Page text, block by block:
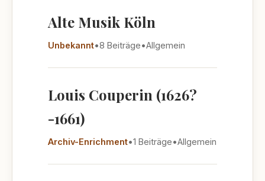
Alte Musik Köln
Unbekannt•8 Beiträge•Allgemein
Louis Couperin (1626?
-1661)
Archiv-Enrichment•1 Beiträge•Allgemein